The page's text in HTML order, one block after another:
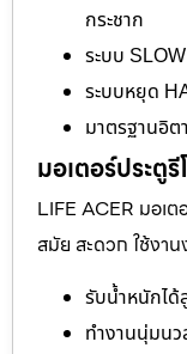
กระชาก
ระบบ
ระบบหยุด
มาตรฐานอิต
มอเตอร์ประตู
LIFE ACER มอเ
สมัย สะดวก ใช้งา
รับน้ำหนักไ
ทำงานนุ่มน